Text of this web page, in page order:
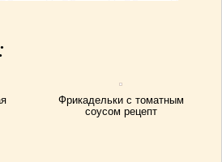
Фрикадельки с томатным
соусом рецепт